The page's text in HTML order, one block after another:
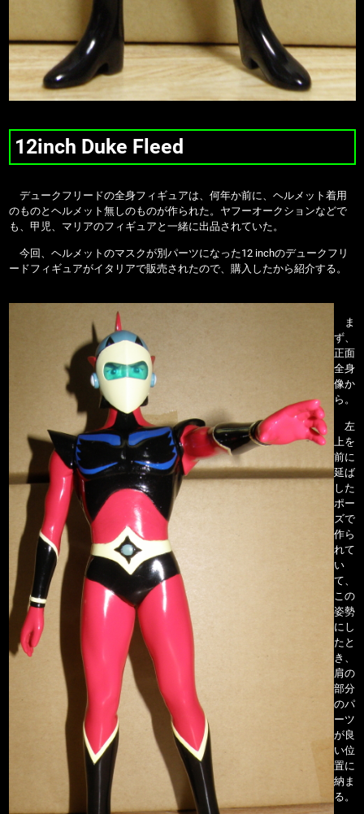
12inch Duke Fleed
デュークフリードの全身フィギュアは、何年か前に、ヘルメット着用
のものとヘルメット無しのものが作られた。ヤフーオークションなどで
も、甲児、マリアのフィギュアと一緒に出品されていた。
今回、ヘルメットのマスクが別パーツになった12 inchのデュークフリ
ードフィギュアがイタリアで販売されたので、購入したから紹介する。
ま
ず、
正面
全身
像か
ら。
左
上を
前に
延ば
した
ポー
ズで
作ら
れて
い
て、
この
姿勢
にし
たと
き、
肩の
部分
のパ
ーツ
が良
い位
置に
納ま
る。